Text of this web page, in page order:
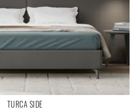
TURCA SIDE